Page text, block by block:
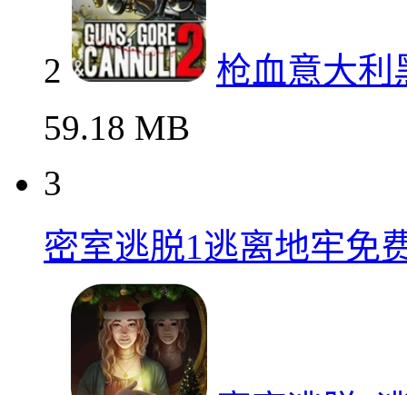
2
枪血意大利
59.18 MB
3
密室逃脱1逃离地牢免